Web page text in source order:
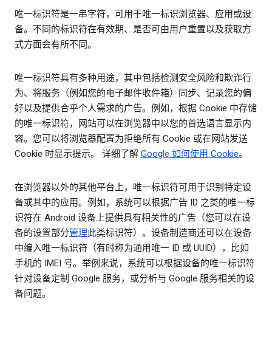
唯一标识符是一串字符，可用于唯一标识浏览器、应用或设
备。不同的标识符在有效期、是否可由用户重置以及获取方
式方面会有所不同。
唯一标识符具有多种用途，其中包括检测安全风险和欺诈行
为、将服务（例如您的电子邮件收件箱）同步、记录您的偏
好以及提供合乎个人需求的广告。例如，根据 Cookie 中存储
的唯一标识符，网站可以在浏览器中以您的首选语言显示内
容。您可以将浏览器配置为拒绝所有 Cookie 或在网站发送
Cookie 时显示提示。 详细了解 Google 如何使用 Cookie。
在浏览器以外的其他平台上，唯一标识符可用于识别特定设
备或其中的应用。例如，系统可以根据广告 ID 之类的唯一标
识符在 Android 设备上提供具有相关性的广告（您可以在设
备的设置部分管理此类标识符）。设备制造商还可以在设备
中编入唯一标识符（有时称为通用唯一 ID 或 UUID），比如
手机的 IMEI 号。举例来说，系统可以根据设备的唯一标识符
针对设备定制 Google 服务，或分析与 Google 服务相关的设
备问题。